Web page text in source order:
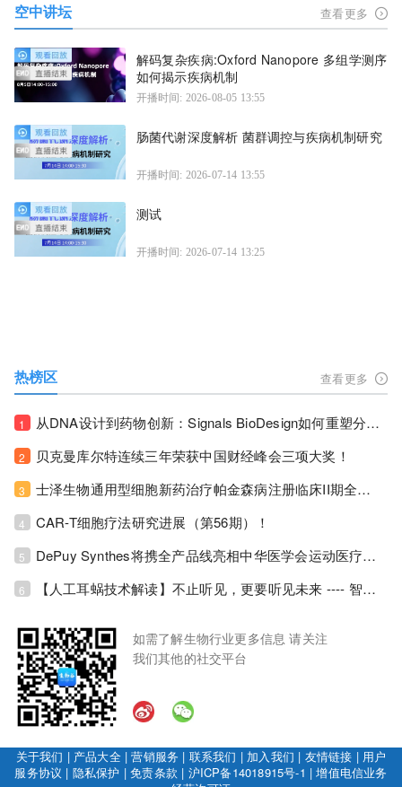
空中讲坛 查看更多
解码复杂疾病:Oxford Nanopore 多组学测序
如何揭示疾病机制
开播时间: 2026-08-05 13:55
肠菌代谢深度解析 菌群调控与疾病机制研究
开播时间: 2026-07-14 13:55
测试
开播时间: 2026-07-14 13:25
热榜区 查看更多
1 从DNA设计到药物创新：Signals BioDesign如何重塑分子生物学研发生态！
2 贝克曼库尔特连续三年荣获中国财经峰会三项大奖！
3 士泽生物通用型细胞新药治疗帕金森病注册临床II期全部入组完成！
4 CAR-T细胞疗法研究进展（第56期）！
5 DePuy Synthes将携全产品线亮相中华医学会运动医疗分会大会，加码布局中国运动医学创新赛道！
6 【人工耳蜗技术解读】不止听见，更要听见未来 ---- 智能耳蜗，开启人工耳蜗技术新纪元！
如需了解生物行业更多信息 请关注
我们其他的社交平台
关于我们 | 产品大全|营销服务 | 联系我们 | 加入我们 | 友情链接 | 用户
服务协议 | 隐私保护 |免责条款 | 沪ICP备14018915号-1 |增值电信业务